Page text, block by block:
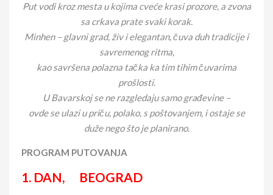
Put vodi kroz mesta u kojima cveće krasi prozore, a zvona
sa crkava prate svaki korak.
Minhen – glavni grad, živ i elegantan, čuva duh tradicije i
savremenog ritma,
kao savršena polazna tačka ka tim tihim čuvarima
prošlosti.
U Bavarskoj se ne razgledaju samo građevine –
ovde se ulazi u priču, polako, s poštovanjem, i ostaje se
duže nego što je planirano.
PROGRAM PUTOVANJA
1. DAN, BEOGRAD